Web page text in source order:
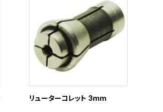
リューターコレット 3mm